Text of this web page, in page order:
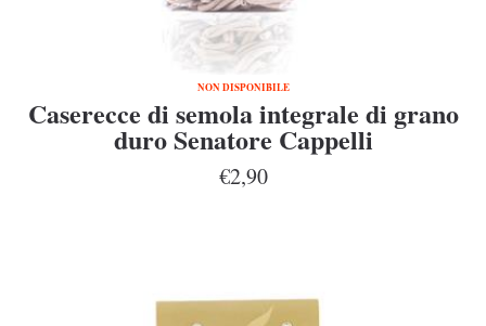
NON DISPONIBILE
Caserecce di semola integrale di grano
duro Senatore Cappelli
€2,90